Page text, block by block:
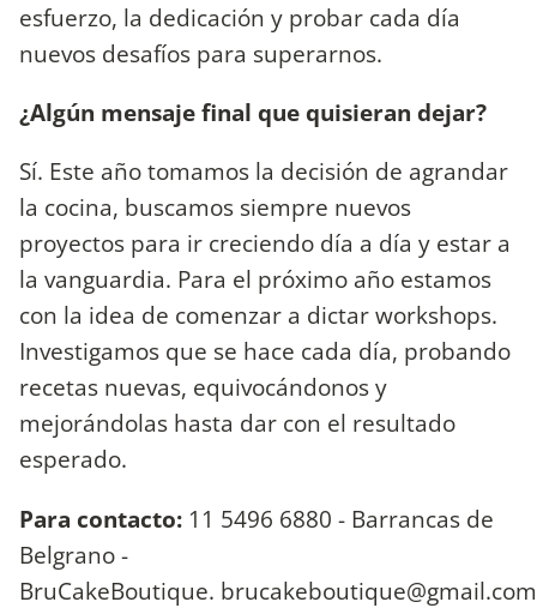
esfuerzo, la dedicación y probar cada día
nuevos desafíos para superarnos.
¿Algún mensaje final que quisieran dejar?
Sí. Este año tomamos la decisión de agrandar
la cocina, buscamos siempre nuevos
proyectos para ir creciendo día a día y estar a
la vanguardia. Para el próximo año estamos
con la idea de comenzar a dictar workshops.
Investigamos que se hace cada día, probando
recetas nuevas, equivocándonos y
mejorándolas hasta dar con el resultado
esperado.
Para contacto: 11 5496 6880 - Barrancas de
Belgrano -
BruCakeBoutique. brucakeboutique@gmail.com